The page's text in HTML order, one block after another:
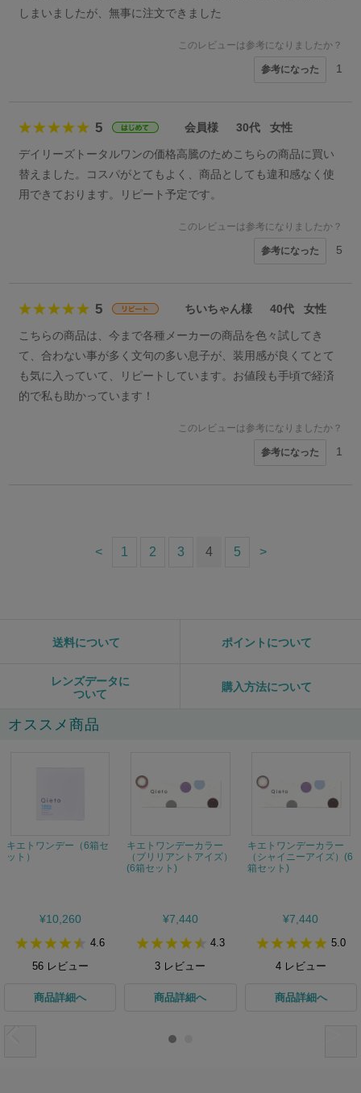
しまいましたが、無事に注文できました
このレビューは参考になりましたか？
参考になった 1
5 会員様 30代 女性
デイリーズトータルワンの価格高騰のためこちらの商品に買い
替えました。コスパがとてもよく、商品としても違和感なく使
用できております。リピート予定です。
このレビューは参考になりましたか？
参考になった 5
5 ちいちゃん様 40代 女性
こちらの商品は、今まで各種メーカーの商品を色々試してき
て、合わない事が多く文句の多い息子が、装用感が良くてとて
も気に入っていて、リピートしています。お値段も手頃で経済
的で私も助かっています！
このレビューは参考になりましたか？
参考になった 1
< 1 2 3 4 5 >
送料について ポイントについて
レンズデータに
ついて
購入方法について
オススメ商品
キエトワンデー（6箱セ
ット）
¥10,260
4.6
56レビュー
商品詳細へ
キエトワンデーカラー
（ブリリアントアイズ）
(6箱セット)
¥7,440
4.3
3 レビュー
商品詳細へ
キエトワンデーカラー
（シャイニーアイズ）(6
箱セット)
¥7,440
5.0
4レビュー
商品詳細へ